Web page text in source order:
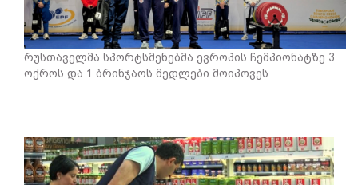
რუსთაველმა სპორტსმენებმა ევროპის ჩემპიონატზე 3
ოქროს და 1 ბრინჯაოს მედლები მოიპოვეს